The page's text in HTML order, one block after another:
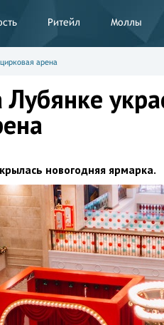
Ритейл Моллы
арена
новогодняя ярмарка.